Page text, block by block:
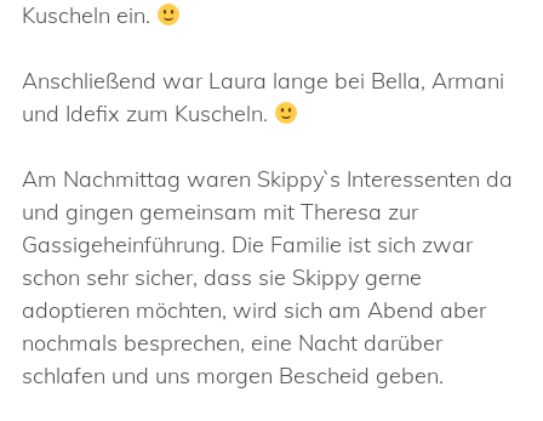
Kuscheln ein.
Anschließend war Laura lange bei Bella, Armani
und Idefix zum Kuscheln.
Am Nachmittag waren Skippy`s Interessenten da
und gingen gemeinsam mit Theresa zur
Gassigeheinführung. Die Familie ist sich zwar
schon sehr sicher, dass sie Skippy gerne
adoptieren möchten, wird sich am Abend aber
nochmals besprechen, eine Nacht darüber
schlafen und uns morgen Bescheid geben.